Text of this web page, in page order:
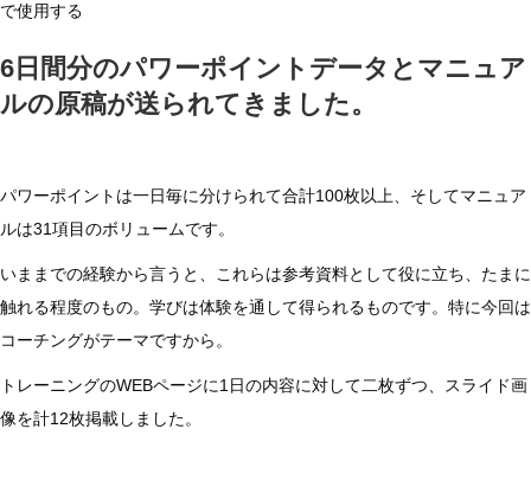
ョ
セ
オ
ー
氏
「コ
で使用する
6日間分のパワーポイントデータとマニュア
ルの原稿が送られてきました。
パワーポイントは一日毎に分けられて合計100枚以上、そしてマニュア
ルは31項目のボリュームです。
いままでの経験から言うと、これらは参考資料として役に立ち、たまに
触れる程度のもの。学びは体験を通して得られるものです。特に今回は
コーチングがテーマですから。
トレーニングのWEBページに1日の内容に対して二枚ずつ、スライド画
像を計12枚掲載しました。